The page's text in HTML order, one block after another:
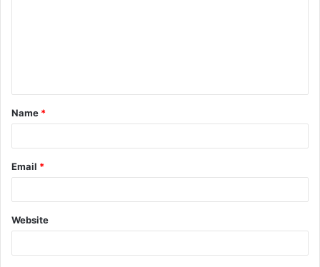
t
*
Name *
Email *
Website